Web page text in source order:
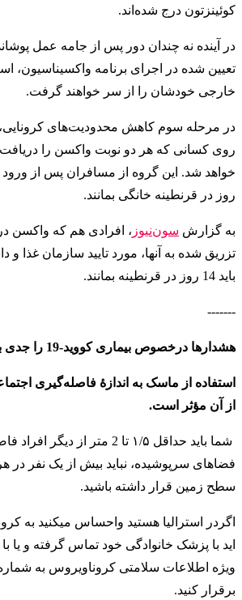
کوئینزتون درج شده‌اند.
در آینده نه چندان دور پس از جامه عمل
تعیین شده در اجرای برنامه واکسیناسیون،
خارجی خودشان را از سر خواهند گرفت.
در مرحله سوم کاهش محدودیت‌های کرونایی،
روی کسانی که هر دو نوبت واکسن را دریافت
روز در قرنطینه خانگی بمانند.
به گزارش سون‌نیوز ، افرادی هم که واکسن
تزریق شده به آنها، مورد تایید سازمان غذا و
باید 14 روز در قرنطینه بمانند.
-------
هشدارها درخصوص بیماری کووید-19 را جدی بگیرید
استفاده از ماسک به اندازهٔ فاصله‌گیری
از آن مؤثر است.
شما باید حداقل ۱/۵ تا 2 متر از
فضاهای سرپوشیده، نباید بیش از یک نفر در
سطح زمین قرار داشته باشید.
اگردر استرالیا هستید واحساس میکنید به
اید با پزشک خانوادگی خود تماس گرفته و یا
ویژه اطلاعات سلامتی کروناویروس به
برقرار کنید.